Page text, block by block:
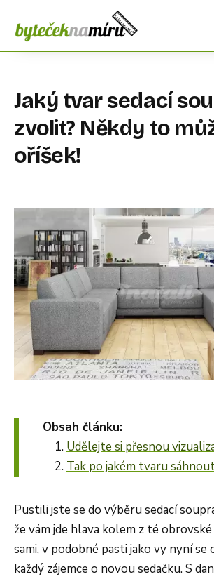
Jaký tvar sedací
zvolit? Někdy to
oříšek!
Obsah článku:
Udělejte si přesnou
Tak po jakém tvaru
Pustili jste se do výběru sedací
že vám jde hlava kolem z té
sami, v podobné pasti jako vy nyní
každý zájemce o novou sedačku. S